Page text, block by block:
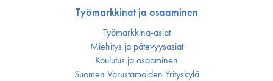
Työmarkkinat ja osaaminen
Työmarkkina-asiat
Miehitys ja pätevyys­asiat
Koulutus ja osaaminen
Suomen Varustamoiden Yrityskylä